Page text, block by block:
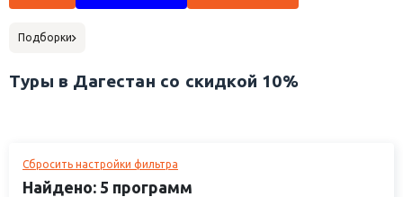
Подборки
Туры в Дагестан со скидкой 10%
Сбросить настройки фильтра
Найдено: 5 программ